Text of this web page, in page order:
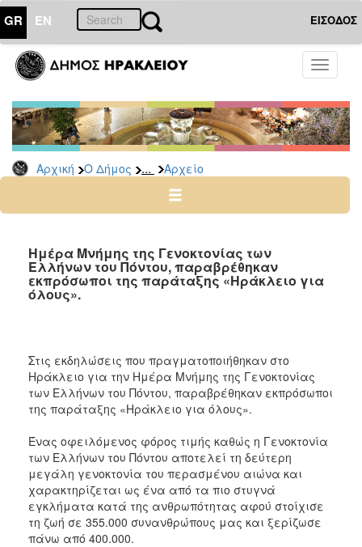
GR EN ΕΙΣΟΔΟΣ
Toggle
Αρχική Ο Δήμος ... Αρχείο
ΔΗΜΟΣ
Δημοτικές
Παρατάξεις
Αρχείο
ΠΟΛΙΤΙΣΜΟΣ
Ημέρα Μνήμης της Γενοκτονίας των
Ελλήνων του Πόντου, παραβρέθηκαν
εκπρόσωποι της παράταξης «Ηράκλειο για
όλους».
Στις εκδηλώσεις που πραγματοποιήθηκαν στο
Ηράκλειο για την Ημέρα Μνήμης της Γενοκτονίας
των Ελλήνων του Πόντου, παραβρέθηκαν εκπρόσωποι
της παράταξης «Ηράκλειο για όλους».
Ένας οφειλόμενος φόρος τιμής καθώς η Γενοκτονία
των Ελλήνων του Πόντου αποτελεί τη δεύτερη
μεγάλη γενοκτονία του περασμένου αιώνα και
χαρακτηρίζεται ως ένα από τα πιο στυγνά
εγκλήματα κατά της ανθρωπότητας αφού στοίχισε
τη ζωή σε 355.000 συνανθρώπους μας και ξερίζωσε
πάνω από 400.000.